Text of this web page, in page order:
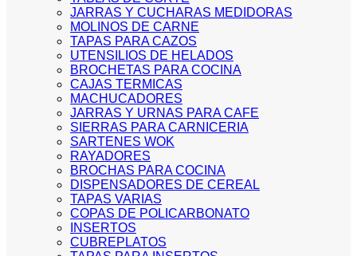
JARRAS Y CUCHARAS MEDIDORAS
MOLINOS DE CARNE
TAPAS PARA CAZOS
UTENSILIOS DE HELADOS
BROCHETAS PARA COCINA
CAJAS TERMICAS
MACHUCADORES
JARRAS Y URNAS PARA CAFE
SIERRAS PARA CARNICERIA
SARTENES WOK
RAYADORES
BROCHAS PARA COCINA
DISPENSADORES DE CEREAL
TAPAS VARIAS
COPAS DE POLICARBONATO
INSERTOS
CUBREPLATOS